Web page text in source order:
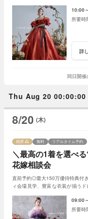
10:00
詳
同日開
Thu Aug 20 00:00:00
8/20 (木)
＼最高の1着を選べ
花嫁相談会
残席 無料 リアルタイム予約
直前予約◎最大150万優待特典付
ィ会場見学、豊富な衣装が揃う
09:00